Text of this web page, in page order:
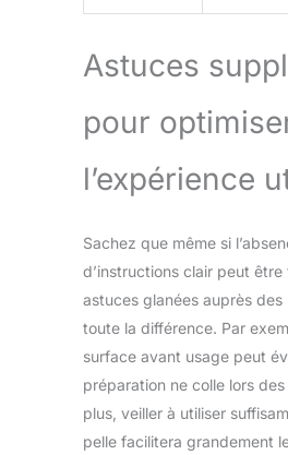
Astuces
pour
l’expérience
Sachez que même si
d’instructions clair peut
astuces glanées auprès
toute la différence. Par
surface avant usage peut
préparation ne colle lors
plus, veiller à utiliser
pelle facilitera grandement